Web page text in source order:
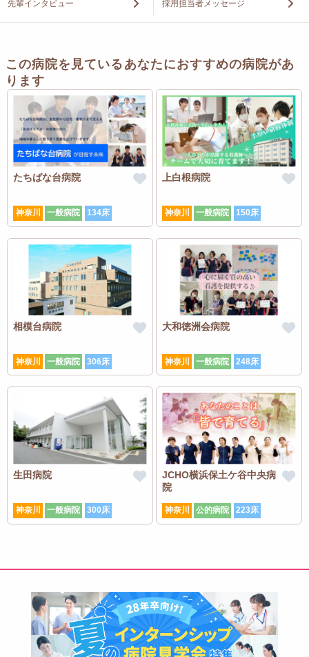
先輩インタビュー 採用担当者メッセージ
この病院を見ているあなたにおすすめの病院があ
ります
たちばな台病院
神奈川 一般病院 134床
上白根病院
神奈川 一般病院 150床
相模台病院
神奈川 一般病院 306床
大和徳洲会病院
神奈川 一般病院 248床
生田病院
神奈川 一般病院 300床
JCHO横浜保土ケ谷中央病
院
神奈川 公的病院 223床